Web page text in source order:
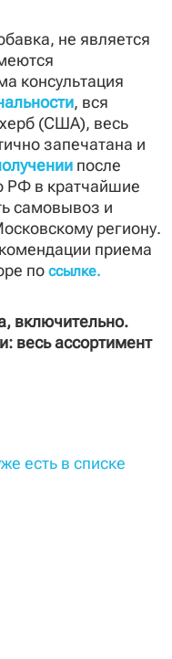
не является
консультация
, вся
(США), весь
запечатана и
после
РФ в кратчайшие
самовывоз и
региону.
приема
по ссылке.
включительно.
весь ассортимент
есть в списке